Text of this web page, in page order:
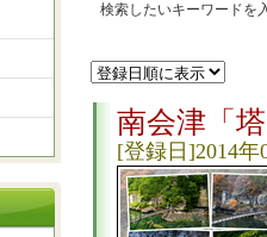
検索したいキーワードを
南会津「
[登録日]2014年